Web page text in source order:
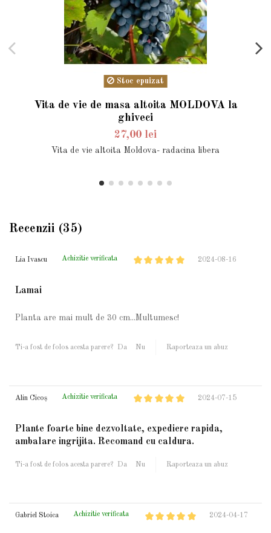
Stoc epuizat
Vita de vie de masa altoita MOLDOVA la
ghiveci
27,00 lei
Vita de vie altoita Moldova- radacina libera
Recenzii (35)
Lia Ivascu Achizitie verificata 2024-08-16
Lamai
Planta are mai mult de 30 cm...Multumesc!
Ti-a fost de folos acesta parere? Da Nu Raporteaza un abuz
Alin Cicoș Achizitie verificata 2024-07-15
Plante foarte bine dezvoltate, expediere rapida,
ambalare ingrijita. Recomand cu caldura.
Ti-a fost de folos acesta parere? Da Nu Raporteaza un abuz
Gabriel Stoica Achizitie verificata 2024-04-17